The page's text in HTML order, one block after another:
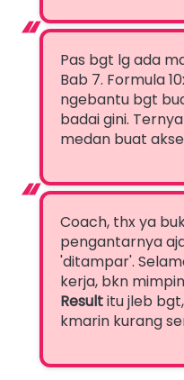
Pas bgt lg ada
Bab 7. Formula
ngebantu bgt
badai gini.
medan buat
“
Coach, thx ya
pengantarnya
'ditampar'.
kerja, bkn
Result itu jleb
kmarin kurang
“